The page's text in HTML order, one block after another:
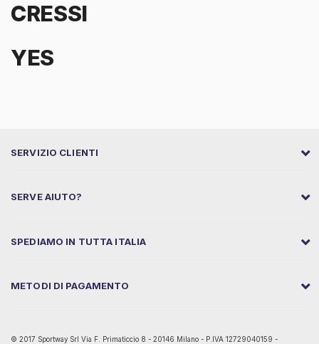
CRESSI
YES
SERVIZIO CLIENTI
SERVE AIUTO?
SPEDIAMO IN TUTTA ITALIA
METODI DI PAGAMENTO
© 2017 Sportway Srl Via F. Primaticcio 8 - 20146 Milano - P.IVA 12729040159 -